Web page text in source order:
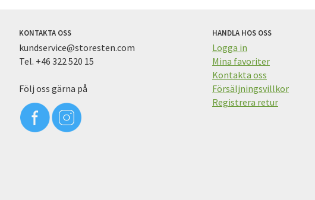
KONTAKTA OSS
kundservice@storesten.com
Tel. +46 322 520 15
Följ oss gärna på
HANDLA HOS OSS
Logga in
Mina favoriter
Kontakta oss
Försäljningsvillkor
Registrera retur